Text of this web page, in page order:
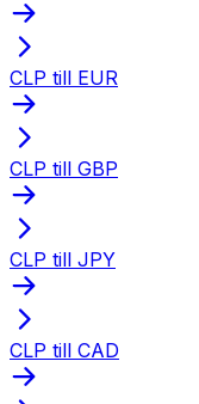
CLP till EUR
CLP till GBP
CLP till JPY
CLP till CAD